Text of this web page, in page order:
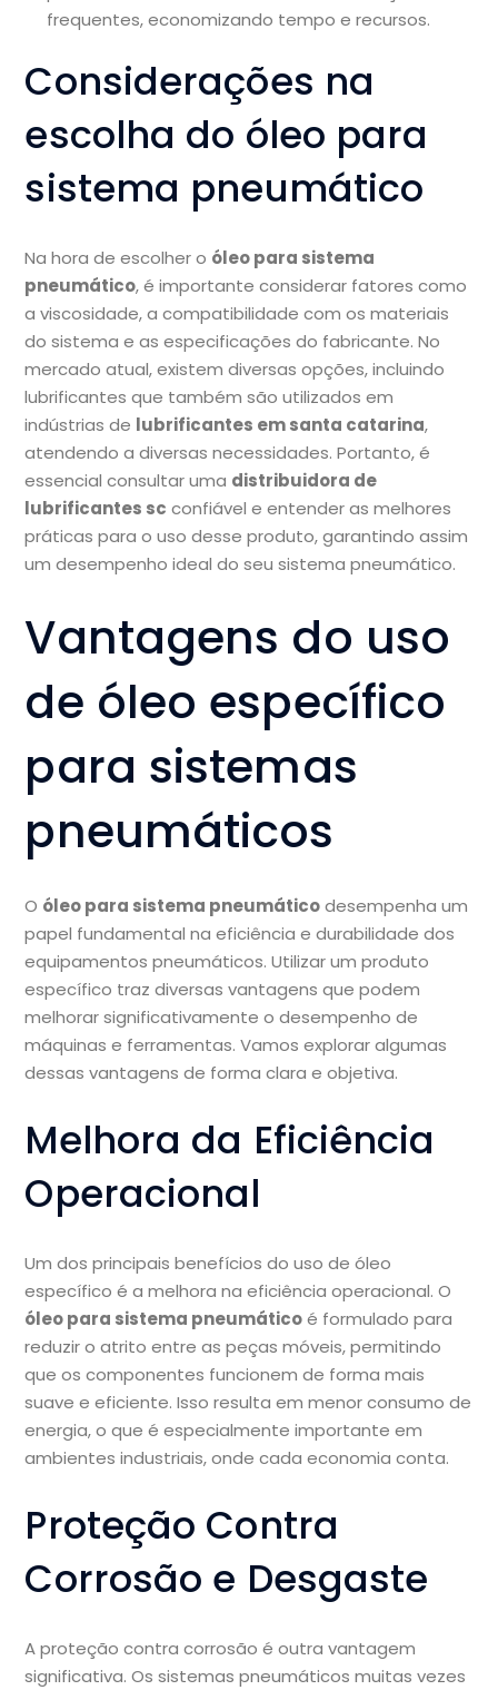
frequentes, economizando tempo e recursos.
Considerações na
escolha do óleo para
sistema pneumático
Na hora de escolher o óleo para sistema
pneumático, é importante considerar fatores como
a viscosidade, a compatibilidade com os materiais
do sistema e as especificações do fabricante. No
mercado atual, existem diversas opções, incluindo
lubrificantes que também são utilizados em
indústrias de lubrificantes em santa catarina,
atendendo a diversas necessidades. Portanto, é
essencial consultar uma distribuidora de
lubrificantes sc confiável e entender as melhores
práticas para o uso desse produto, garantindo assim
um desempenho ideal do seu sistema pneumático.
Vantagens do uso
de óleo específico
para sistemas
pneumáticos
O óleo para sistema pneumáticodesempenha um
papel fundamental na eficiência e durabilidade dos
equipamentos pneumáticos. Utilizar um produto
específico traz diversas vantagens que podem
melhorar significativamente o desempenho de
máquinas e ferramentas. Vamos explorar algumas
dessas vantagens de forma clara e objetiva.
Melhora da Eficiência
Operacional
Um dos principais benefícios do uso de óleo
específico é a melhora na eficiência operacional. O
óleo para sistema pneumáticoé formulado para
reduzir o atrito entre as peças móveis, permitindo
que os componentes funcionem de forma mais
suave e eficiente. Isso resulta em menor consumo de
energia, o que é especialmente importante em
ambientes industriais, onde cada economia conta.
Proteção Contra
Corrosão e Desgaste
A proteção contra corrosão é outra vantagem
significativa. Os sistemas pneumáticos muitas vezes